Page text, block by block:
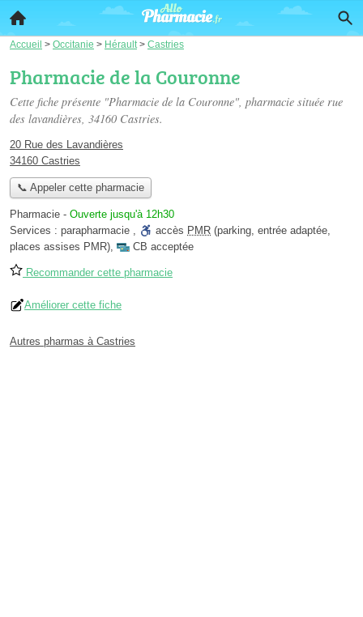
Accueil > Occitanie > Hérault > Castries
Pharmacie de la Couronne
Cette fiche présente "Pharmacie de la Couronne", pharmacie située rue
des lavandières, 34160 Castries.
20 Rue des Lavandières
34160 Castries
📞 Appeler cette pharmacie
Pharmacie - Ouverte jusqu'à 12h30
Services : parapharmacie , accès PMR (parking, entrée adaptée,
places assises PMR), CB acceptée
Recommander cette pharmacie
Améliorer cette fiche
Autres pharmas à Castries